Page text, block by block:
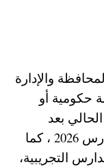
والإدارة
حكومية أو
بعد
الزيادات الجديدة في مصروفات المدارس 2026 ، كما
التجريبية،